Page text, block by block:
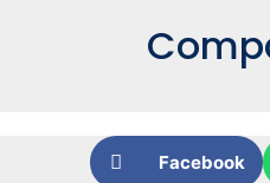
Facebook